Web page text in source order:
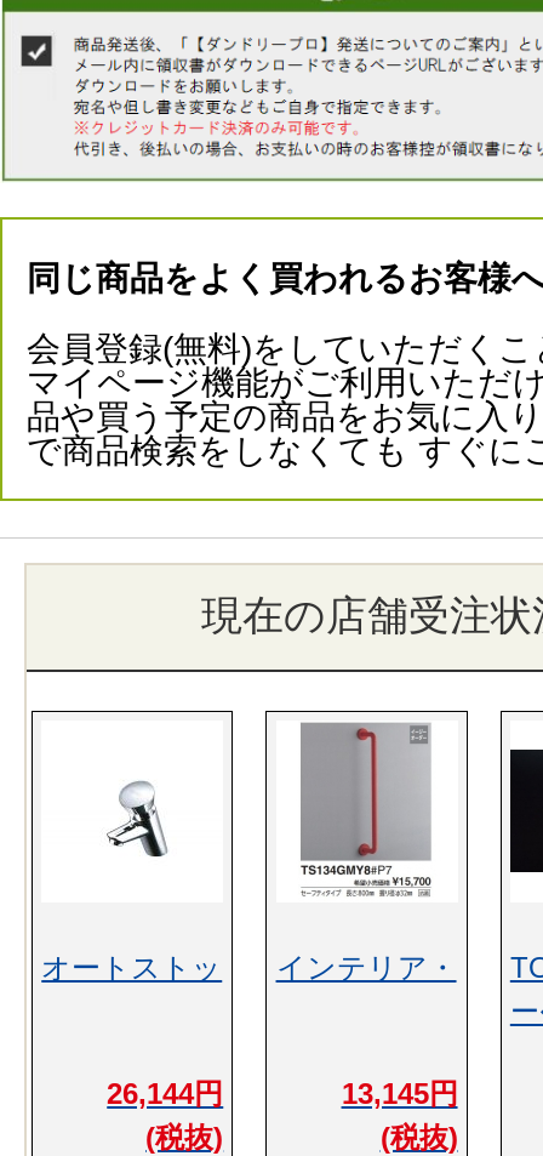
同じ商品をよく買われるお客様
会員登録(無料)をしていただくこ
マイページ機能がご利用いただ
品や買う予定の商品をお気に入
で商品検索をしなくても すぐに
現在の店舗受注状
オートストッ
26,144円
(税抜)
インテリア・
13,145円
(税抜)